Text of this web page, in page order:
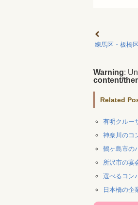
練馬区・板橋
Warning:
content/
Related
有明クルー
神奈川のコ
鶴ヶ島市の
所沢市の宴
選べるコン
日本橋の企